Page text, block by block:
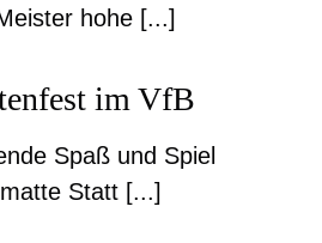
hohe [...]
im VfB
Spaß und Spiel
Statt [...]